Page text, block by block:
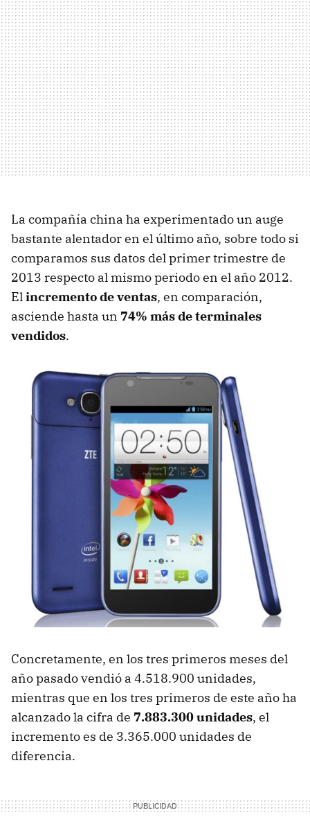
La compañía china ha experimentado un auge
bastante alentador en el último año, sobre todo si
comparamos sus datos del primer trimestre de
2013 respecto al mismo periodo en el año 2012.
Elincremento de ventas, en comparación,
asciende hasta un 74% más de terminales
vendidos.
Concretamente, en los tres primeros meses del
año pasado vendió a 4.518.900 unidades,
mientras que en los tres primeros de este año ha
alcanzado la cifra de 7.883.300 unidades, el
incremento es de 3.365.000 unidades de
diferencia.